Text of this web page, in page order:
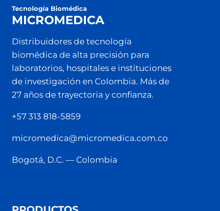
Tecnología Biomédica
MICROMEDICA
Distribuidores de tecnología
biomédica de alta precisión para
laboratorios, hospitales e instituciones
de investigación en Colombia. Más de
27 años de trayectoria y confianza.
+57 313 818-5859
micromedica@micromedica.com.co
Bogotá, D.C. — Colombia